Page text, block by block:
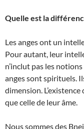
Quelle est la
Les anges ont un
Pour autant, leur
n’inclut pas les notions
anges sont spirituels.
dimension.
que celle de leur âme.
Nous sommes des